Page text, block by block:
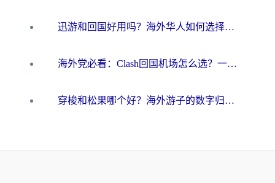
迅游和回国好用吗？海外华人如何选择靠谱的回国加速器
海外党必看：Clash回国机场怎么选？一篇搞定无缝访问国内资源的全攻略
穿梭和松果哪个好？海外游子的数字归乡路，到底该怎么选